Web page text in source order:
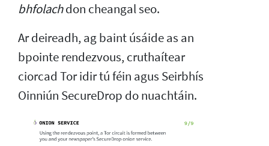
bhfolachdon cheangal seo.
Ar deireadh, ag baint úsáide as an
bpointe rendezvous, cruthaítear
ciorcad Tor idir tú féin agus Seirbhís
Oinniún SecureDrop do nuachtáin.